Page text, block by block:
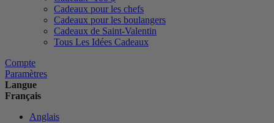
Cadeaux pour les chefs
Cadeaux pour les boulangers
Cadeaux de Saint-Valentin
Tous Les Idées Cadeaux
Compte
Paramètres
Langue
Français
Anglais